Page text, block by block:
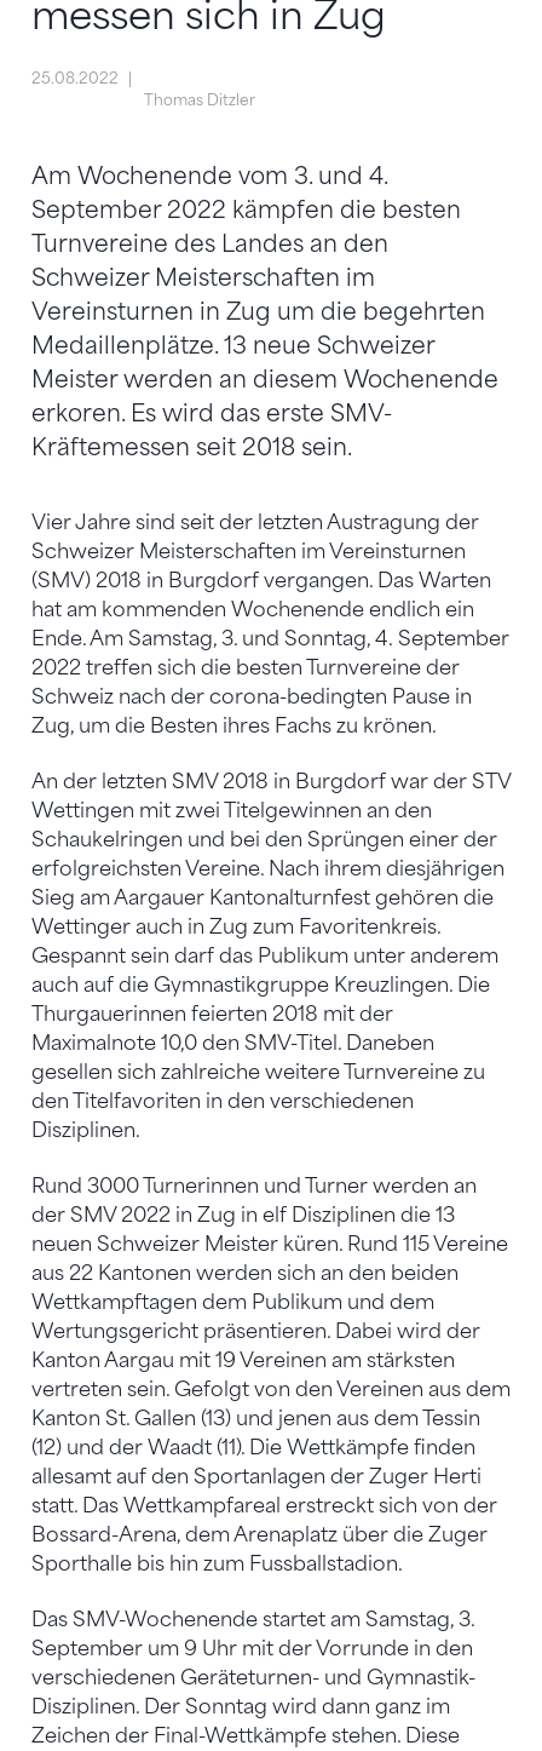
messen sich in Zug
25.08.2022
Thomas Ditzler
Am Wochenende vom 3. und 4.
September 2022 kämpfen die besten
Turnvereine des Landes an den
Schweizer Meisterschaften im
Vereinsturnen in Zug um die begehrten
Medaillenplätze. 13 neue Schweizer
Meister werden an diesem Wochenende
erkoren. Es wird das erste SMV-
Kräftemessen seit 2018 sein.
Vier Jahre sind seit der letzten Austragung der
Schweizer Meisterschaften im Vereinsturnen
(SMV) 2018 in Burgdorf vergangen. Das Warten
hat am kommenden Wochenende endlich ein
Ende. Am Samstag, 3. und Sonntag, 4. September
2022 treffen sich die besten Turnvereine der
Schweiz nach der corona-bedingten Pause in
Zug, um die Besten ihres Fachs zu krönen.
An der letzten SMV 2018 in Burgdorf war der STV
Wettingen mit zwei Titelgewinnen an den
Schaukelringen und bei den Sprüngen einer der
erfolgreichsten Vereine. Nach ihrem diesjährigen
Sieg am Aargauer Kantonalturnfest gehören die
Wettinger auch in Zug zum Favoritenkreis.
Gespannt sein darf das Publikum unter anderem
auch auf die Gymnastikgruppe Kreuzlingen. Die
Thurgauerinnen feierten 2018 mit der
Maximalnote 10,0 den SMV-Titel. Daneben
gesellen sich zahlreiche weitere Turnvereine zu
den Titelfavoriten in den verschiedenen
Disziplinen.
Rund 3000 Turnerinnen und Turner werden an
der SMV 2022 in Zug in elf Disziplinen die 13
neuen Schweizer Meister küren. Rund 115 Vereine
aus 22 Kantonen werden sich an den beiden
Wettkampftagen dem Publikum und dem
Wertungsgericht präsentieren. Dabei wird der
Kanton Aargau mit 19 Vereinen am stärksten
vertreten sein. Gefolgt von den Vereinen aus dem
Kanton St. Gallen (13) und jenen aus dem Tessin
(12) und der Waadt (11). Die Wettkämpfe finden
allesamt auf den Sportanlagen der Zuger Herti
statt. Das Wettkampfareal erstreckt sich von der
Bossard-Arena, dem Arenaplatz über die Zuger
Sporthalle bis hin zum Fussballstadion.
Das SMV-Wochenende startet am Samstag, 3.
September um 9 Uhr mit der Vorrunde in den
verschiedenen Geräteturnen- und Gymnastik-
Disziplinen. Der Sonntag wird dann ganz im
Zeichen der Final-Wettkämpfe stehen. Diese